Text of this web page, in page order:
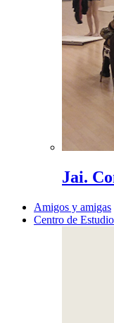
Jai.
Amigos y amigas
Centro de